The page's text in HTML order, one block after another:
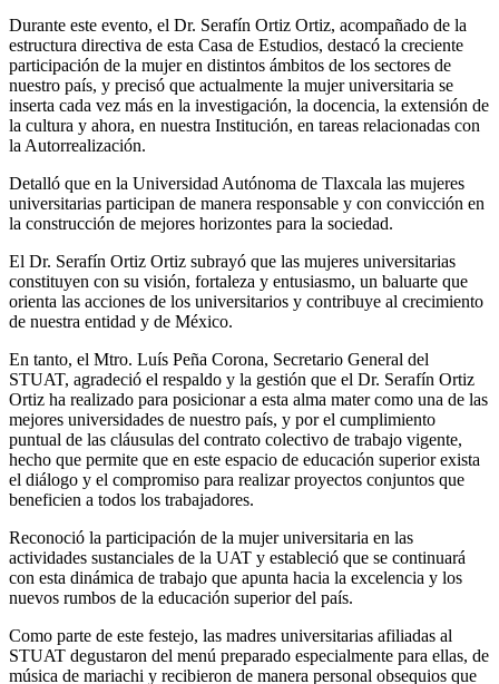
Durante este evento, el Dr. Serafín Ortiz Ortiz, acompañado de la
estructura directiva de esta Casa de Estudios, destacó la creciente
participación de la mujer en distintos ámbitos de los sectores de
nuestro país, y precisó que actualmente la mujer universitaria se
inserta cada vez más en la investigación, la docencia, la extensión de
la cultura y ahora, en nuestra Institución, en tareas relacionadas con
la Autorrealización.
Detalló que en la Universidad Autónoma de Tlaxcala las mujeres
universitarias participan de manera responsable y con convicción en
la construcción de mejores horizontes para la sociedad.
El Dr. Serafín Ortiz Ortiz subrayó que las mujeres universitarias
constituyen con su visión, fortaleza y entusiasmo, un baluarte que
orienta las acciones de los universitarios y contribuye al crecimiento
de nuestra entidad y de México.
En tanto, el Mtro. Luís Peña Corona, Secretario General del
STUAT, agradeció el respaldo y la gestión que el Dr. Serafín Ortiz
Ortiz ha realizado para posicionar a esta alma mater como una de las
mejores universidades de nuestro país, y por el cumplimiento
puntual de las cláusulas del contrato colectivo de trabajo vigente,
hecho que permite que en este espacio de educación superior exista
el diálogo y el compromiso para realizar proyectos conjuntos que
beneficien a todos los trabajadores.
Reconoció la participación de la mujer universitaria en las
actividades sustanciales de la UAT y estableció que se continuará
con esta dinámica de trabajo que apunta hacia la excelencia y los
nuevos rumbos de la educación superior del país.
Como parte de este festejo, las madres universitarias afiliadas al
STUAT degustaron del menú preparado especialmente para ellas, de
música de mariachi y recibieron de manera personal obsequios que